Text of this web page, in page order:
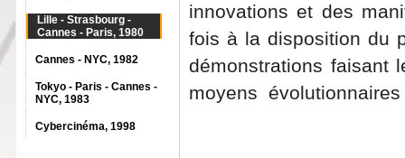
Lille - Strasbourg -
Cannes - Paris, 1980
Cannes - NYC, 1982
Tokyo - Paris - Cannes -
NYC, 1983
Cybercinéma, 1998
innovations et des
fois à la disposition du
démonstrations faisant
moyens